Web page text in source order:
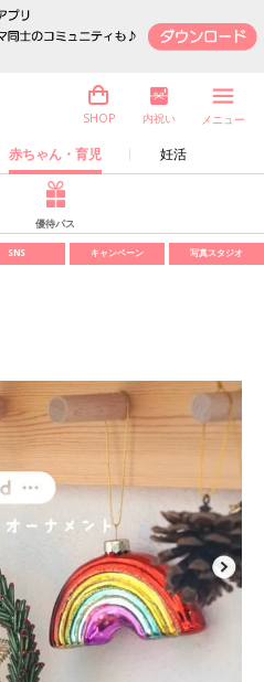
赤ちゃん・育児 妊活
SHOP 内祝い メニュー
優待パス
SNS キャンペーン 写真スタジオ